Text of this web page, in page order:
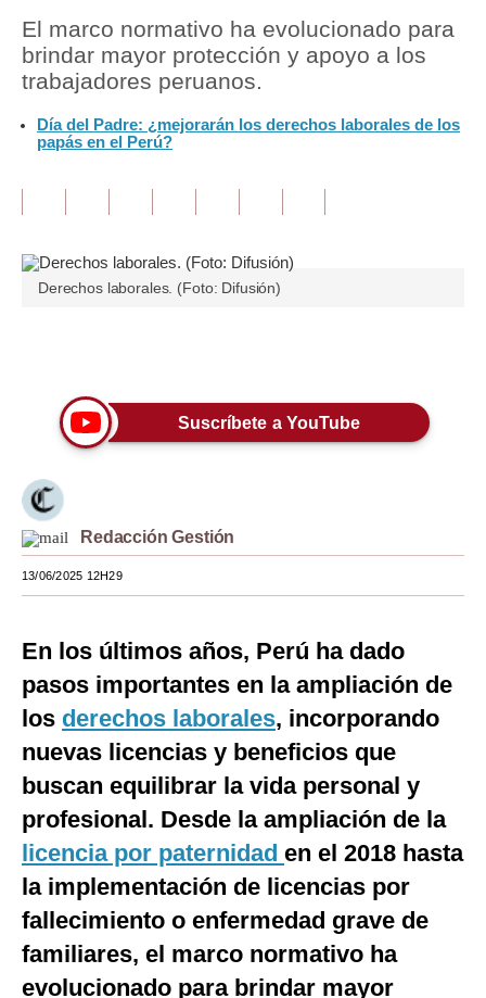
Política
Tu Dinero
Inmobiliarias
Editorial
Tendencias
Moda
México
España
Tecnología
Club del Suscriptor
Mix
G de Gestión
El marco normativo ha evolucionado para
brindar mayor protección y apoyo a los
trabajadores peruanos.
Día del Padre: ¿mejorarán los derechos laborales de los
papás en el Perú?
Derechos laborales. (Foto: Difusión)
Suscríbete a YouTube
Redacción Gestión
13/06/2025 12H29
En los últimos años, Perú ha dado
pasos importantes en la ampliación de
los derechos laborales, incorporando
nuevas licencias y beneficios que
buscan equilibrar la vida personal y
profesional. Desde la ampliación de la
licencia por paternidad en el 2018 hasta
la implementación de licencias por
fallecimiento o enfermedad grave de
familiares, el marco normativo ha
evolucionado para brindar mayor